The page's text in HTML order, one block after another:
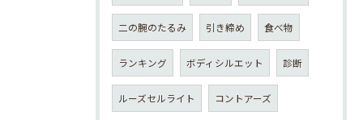
二の腕のたるみ 引き締め 食べ物
ランキング ボディシルエット 診断
ルーズセルライト コントアーズ